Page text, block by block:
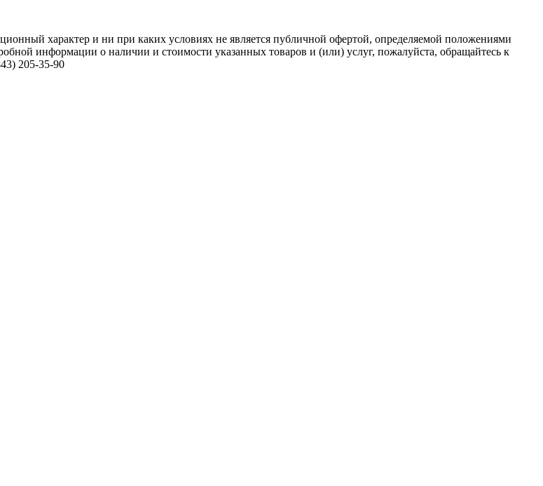
характер и ни при каких условиях не является публичной офертой, определяемой положениями
информации о наличии и стоимости указанных товаров и (или) услуг, пожалуйста, обращайтесь к
205-35-90